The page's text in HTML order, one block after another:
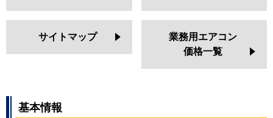
サイトマップ
業務用エアコン
価格一覧
基本情報